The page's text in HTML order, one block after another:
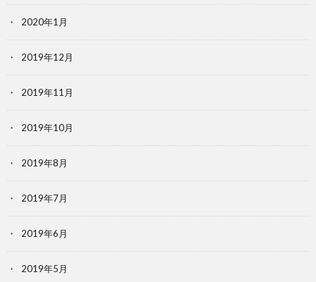
2020年1月
2019年12月
2019年11月
2019年10月
2019年8月
2019年7月
2019年6月
2019年5月